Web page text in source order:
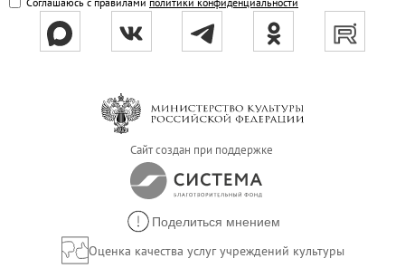
Михаил Нестеров
Архив выставок
Эпоха Императора Александра III и её
Архип Куинджи. Иллюзия света
Русская традиция
Наш авангард
Фёдор Васильев. К 175-летию со дня
Посетителям
Справочная информация
Сайт создан при поддержке
Поделиться мнением
Оценка качества услуг учреждений культуры